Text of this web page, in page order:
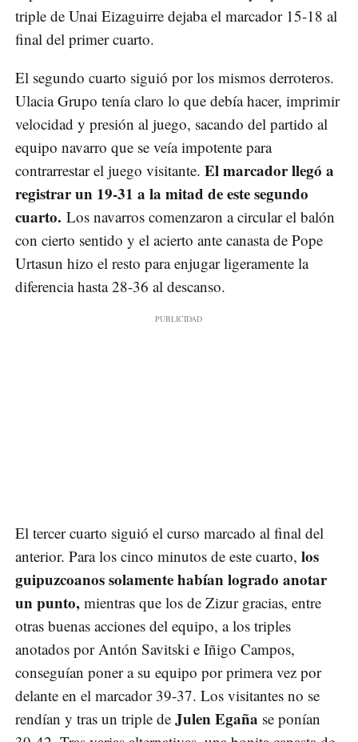
triple de Unai Eizaguirre dejaba el marcador 15-18 al
final del primer cuarto.
El segundo cuarto siguió por los mismos derroteros.
Ulacia Grupo tenía claro lo que debía hacer, imprimir
velocidad y presión al juego, sacando del partido al
equipo navarro que se veía impotente para
contrarrestar el juego visitante. El marcador llegó a
registrar un 19-31 a la mitad de este segundo
cuarto. Los navarros comenzaron a circular el balón
con cierto sentido y el acierto ante canasta de Pope
Urtasun hizo el resto para enjugar ligeramente la
diferencia hasta 28-36 al descanso.
El tercer cuarto siguió el curso marcado al final del
anterior. Para los cinco minutos de este cuarto, los
guipuzcoanos solamente habían logrado anotar
un punto, mientras que los de Zizur gracias, entre
otras buenas acciones del equipo, a los triples
anotados por Antón Savitski e Iñigo Campos,
conseguían poner a su equipo por primera vez por
delante en el marcador 39-37. Los visitantes no se
rendían y tras un triple de Julen Egaña se ponían